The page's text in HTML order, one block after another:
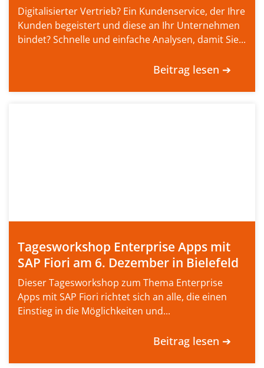
Digitalisierter Vertrieb? Ein Kundenservice, der Ihre
Kunden begeistert und diese an Ihr Unternehmen
bindet? Schnelle und einfache Analysen, damit Sie...
Beitrag lesen ➔
Tagesworkshop Enterprise Apps mit
SAP Fiori am 6. Dezember in Bielefeld
Dieser Tagesworkshop zum Thema Enterprise
Apps mit SAP Fiori richtet sich an alle, die einen
Einstieg in die Möglichkeiten und...
Beitrag lesen ➔